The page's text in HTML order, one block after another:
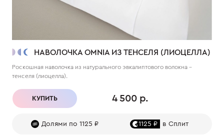
НАВОЛОЧКА OMNIA ИЗ ТЕНСЕЛЯ (ЛИОЦЕЛЛА)
Роскошная наволочка из натурального эвкалиптового волокна –
тенселя (лиоцелла).
КУПИТЬ 4 500 р.
Долями по 1125 ₽ 1125 ₽ в Сплит